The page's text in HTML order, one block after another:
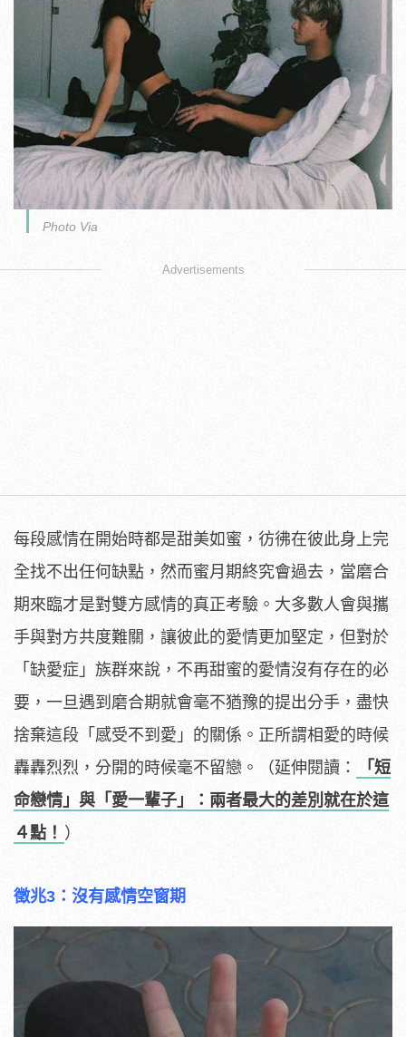
Photo Via
Advertisements
每段感情在開始時都是甜美如蜜，彷彿在彼此身上完
全找不出任何缺點，然而蜜月期終究會過去，當磨合
期來臨才是對雙方感情的真正考驗。大多數人會與攜
手與對方共度難關，讓彼此的愛情更加堅定，但對於
「缺愛症」族群來說，不再甜蜜的愛情沒有存在的必
要，一旦遇到磨合期就會毫不猶豫的提出分手，盡快
捨棄這段「感受不到愛」的關係。正所謂相愛的時候
轟轟烈烈，分開的時候毫不留戀。（延伸閱讀：
「短
命戀情」與「愛一輩子」：兩者最大的差別就在於這
４點！ ）
徵兆3：沒有感情空窗期